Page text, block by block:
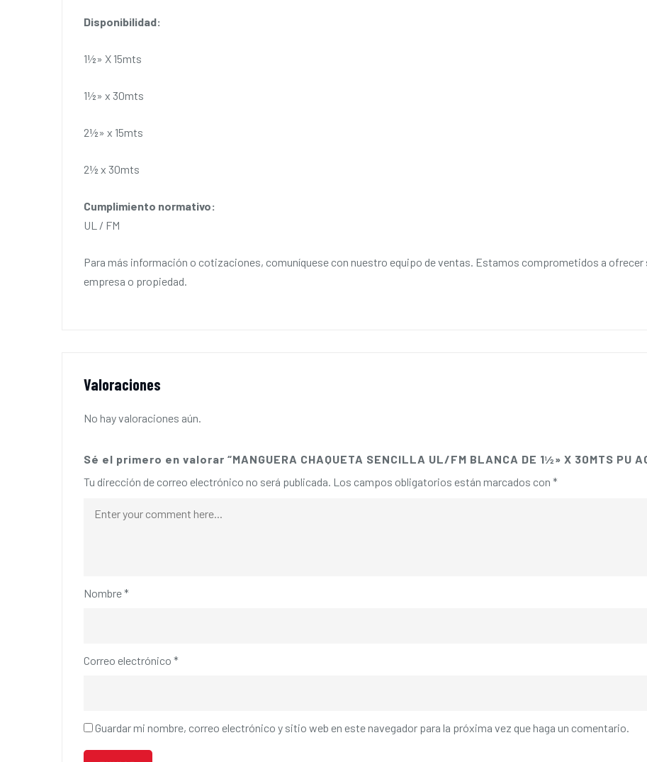
Disponibilidad:
1½» X 15mts
1½» x 30mts
2½» x 15mts
2½ x 30mts
Cumplimiento normativo:
UL / FM
Para más información o cotizaciones, comuníquese con nuestro equipo de ventas. Estamos comprometidos a ofrecer
empresa o propiedad.
Valoraciones
No hay valoraciones aún.
Sé el primero en valorar “MANGUERA CHAQUETA SENCILLA UL/FM BLANCA DE 1½» X 30MTS PU
Tu dirección de correo electrónico no será publicada. Los campos obligatorios están marcados con *
Nombre*
Correo electrónico *
Guardar mi nombre, correo electrónico y sitio web en este navegador para la próxima vez que haga un comentario.